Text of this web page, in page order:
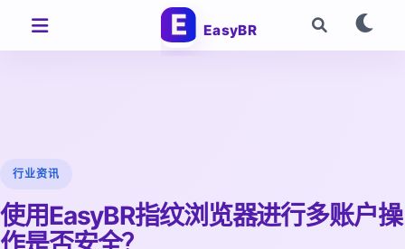
EasyBR
行业资讯
使用EasyBR指纹浏览器进行多账户操